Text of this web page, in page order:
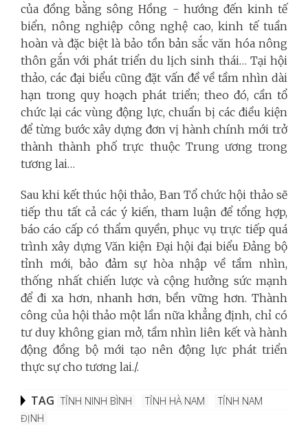
của đồng bằng sông Hồng - hướng đến kinh tế
biển, nông nghiệp công nghệ cao, kinh tế tuần
hoàn và đặc biệt là bảo tồn bản sắc văn hóa nông
thôn gắn với phát triển du lịch sinh thái… Tại hội
thảo, các đại biểu cũng đặt vấn đề về tầm nhìn dài
hạn trong quy hoạch phát triển; theo đó, cần tổ
chức lại các vùng động lực, chuẩn bị các điều kiện
để từng bước xây dựng đơn vị hành chính mới trở
thành thành phố trực thuộc Trung ương trong
tương lai…
Sau khi kết thúc hội thảo, Ban Tổ chức hội thảo sẽ
tiếp thu tất cả các ý kiến, tham luận để tổng hợp,
báo cáo cấp có thẩm quyền, phục vụ trực tiếp quá
trình xây dựng Văn kiện Đại hội đại biểu Đảng bộ
tỉnh mới, bảo đảm sự hòa nhập về tầm nhìn,
thống nhất chiến lược và cộng hưởng sức mạnh
để đi xa hơn, nhanh hơn, bền vững hơn. Thành
công của hội thảo một lần nữa khẳng định, chỉ có
tư duy không gian mở, tầm nhìn liên kết và hành
động đồng bộ mới tạo nên động lực phát triển
thực sự cho tương lai./.
TAG TỈNH NINH BÌNH TỈNH HÀ NAM
TỈNH NAM
ĐỊNH